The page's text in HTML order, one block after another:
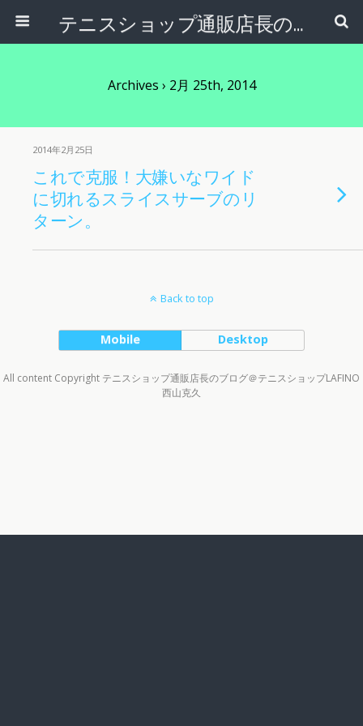
テニスショップ通販店長のブログ＠テニスショップLAFINO 西山克久
Archives › 2月 25th, 2014
2014年2月25日
これで克服！大嫌いなワイド
に切れるスライスサーブのリ
ターン。
Back to top
Mobile Desktop
All content Copyright テニスショップ通販店長のブログ＠テニスショップLAFINO
西山克久